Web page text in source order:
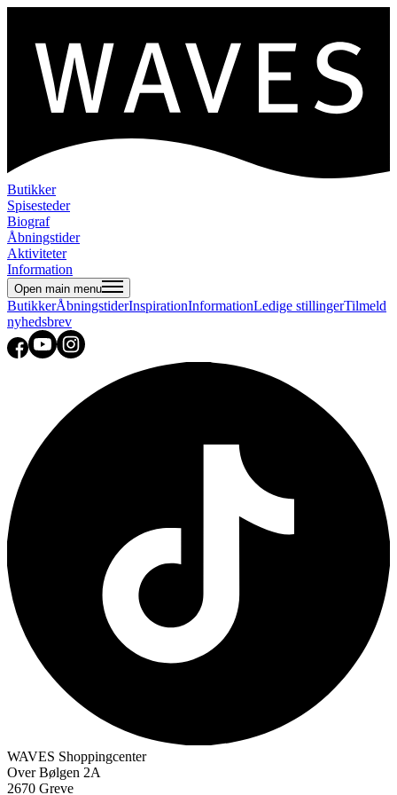
Butikker
Spisesteder
Biograf
Åbningstider
Aktiviteter
Information
Open main menu
ButikkerÅbningstiderInspirationInformationLedige stillingerTilmeld
nyhedsbrev
WAVES Shoppingcenter
Over Bølgen 2A
2670 Greve